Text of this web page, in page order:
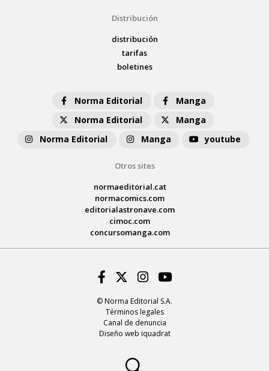
Distribución
distribución
tarifas
boletines
Norma Editorial
Manga
Norma Editorial
Manga
Norma Editorial
Manga youtube
Otros sites
normaeditorial.cat
normacomics.com
editorialastronave.com
cimoc.com
concursomanga.com
© Norma Editorial S.A.
Términos legales
Canal de denuncia
Diseño web iquadrat
Facebook
Twitter
Instagram
Youtube